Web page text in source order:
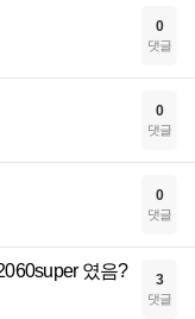
0
댓글
0
댓글
0
댓글
였음? 3
댓글